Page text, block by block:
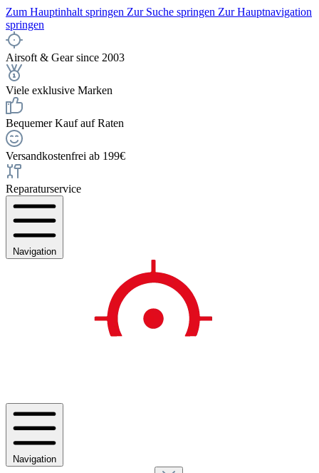
Zum Hauptinhalt springen Zur Suche springen Zur Hauptnavigation
springen
Airsoft & Gear since 2003
Viele exklusive Marken
Bequemer Kauf auf Raten
Versandkostenfrei ab 199€
Reparaturservice
Navigation
Navigation